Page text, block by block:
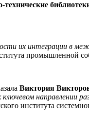
их интеграции в
промышленной
Виктория
ключевом направлении
института